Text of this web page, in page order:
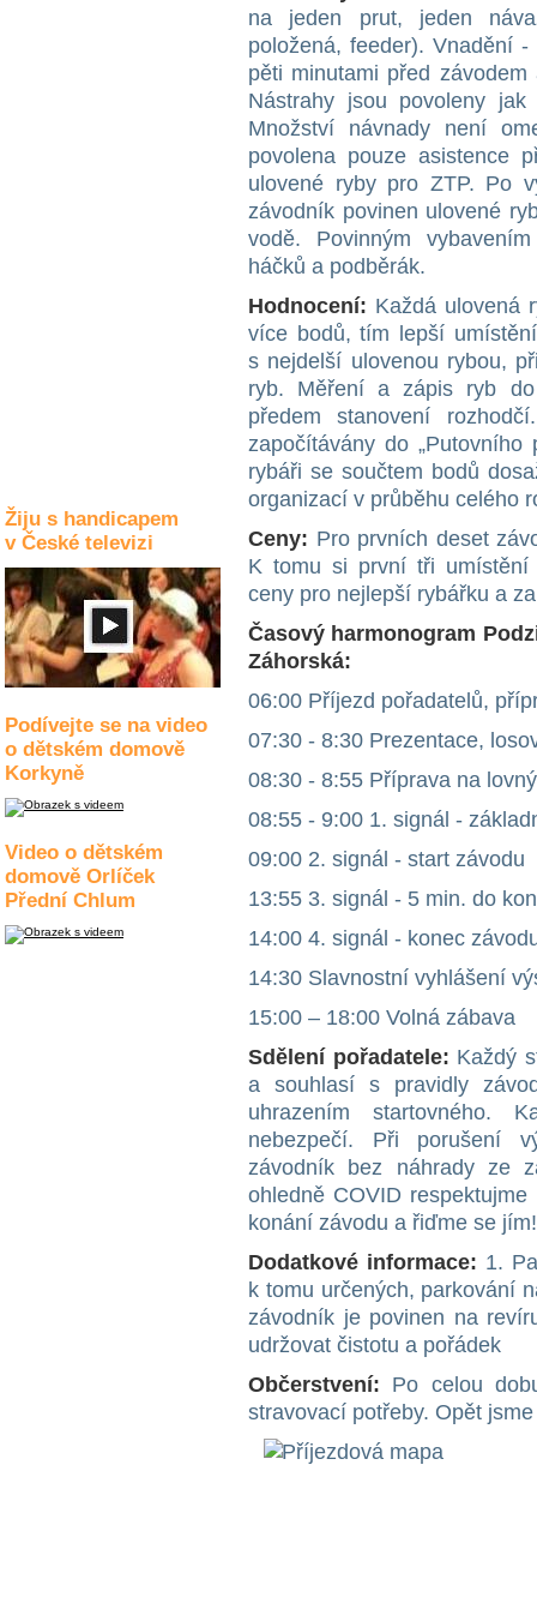
Žiju s handicapem
v České televizi
Podívejte se na video
o dětském domově
Korkyně
Video o dětském
domově Orlíček
Přední Chlum
na jeden prut, jeden
položená, feeder). Vnadění
pěti minutami před
Nástrahy jsou povoleny
Množství návnady není
povolena pouze asistence
ulovené ryby pro ZTP. Po
závodník povinen ulovené
vodě. Povinným
háčků a podběrák.
Hodnocení: Každá ulovená
více bodů, tím lepší
s nejdelší ulovenou rybou,
ryb. Měření a zápis ryb
předem stanovení
započítávány do „Putovního
rybáři se součtem bodů
organizací v průběhu celého
Ceny: Pro prvních deset
K tomu si první tři umístění
ceny pro nejlepší rybářku a
Časový harmonogram
Záhorská:
06:00 Příjezd pořadatelů,
07:30 - 8:30 Prezentace,
08:30 - 8:55 Příprava na
08:55 - 9:00 1. signál -
09:00 2. signál - start závodu
13:55 3. signál - 5 min. do
14:00 4. signál - konec
14:30 Slavnostní vyhlášení
15:00 – 18:00 Volná zábava
Sdělení pořadatele: Každý
a souhlasí s pravidly
uhrazením startovného.
nebezpečí. Při porušení
závodník bez náhrady ze
ohledně COVID
konání závodu a řiďme se jím!
Dodatkové informace: 1.
k tomu určených, parkování
závodník je povinen na
udržovat čistotu a pořádek
Občerstvení: Po celou
stravovací potřeby. Opět